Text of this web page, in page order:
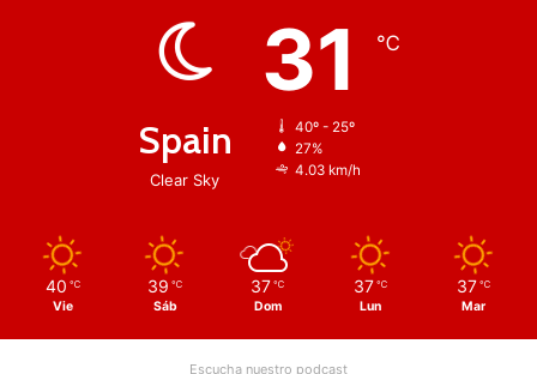
Spain
Clear Sky
31 ℃
40º - 25º
27%
4.03 km/h
40 ℃
Vie
39 ℃
Sáb
37 ℃
Dom
37 ℃
Lun
37 ℃
Mar
Escucha nuestro podcast